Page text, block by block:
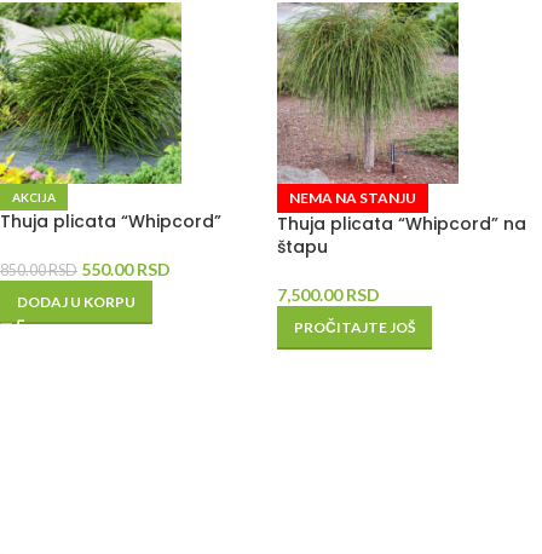
AKCIJA
Thuja plicata “Whipcord”
850.00RSD 550.00RSD
DODAJ U KORPU
NEMA NA STANJU
Thuja plicata “Whipcord” na
štapu
7,500.00RSD
PROČITAJTE JOŠ